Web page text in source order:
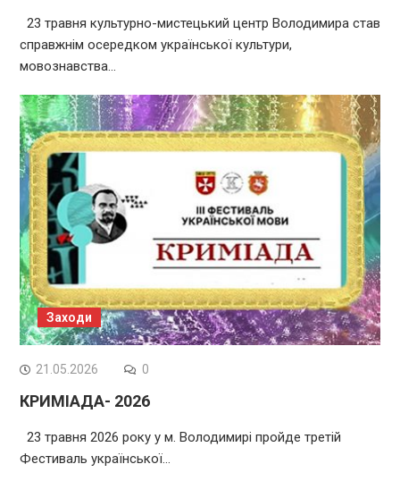
23 травня культурно-мистецький центр Володимира став
справжнім осередком української культури,
мовознавства…
Заходи
21.05.2026 0
КРИМІАДА- 2026
23 травня 2026 року у м. Володимирі пройде третій
Фестиваль української…